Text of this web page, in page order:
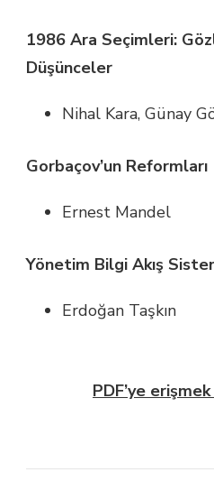
1986 Ara Seçimleri:
Düşünceler
Nihal Kara, Günay
Gorbaçov’un Reformları
Ernest Mandel
Yönetim Bilgi Akış
Erdoğan Taşkın
PDF’ye erişmek